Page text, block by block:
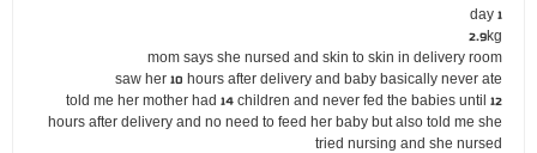
1 day
2.9kg
mom says she nursed and skin to skin in delivery room
saw her 10 hours after delivery and baby basically never ate
told me her mother had 14 children and never fed the babies until 12
hours after delivery and no need to feed her baby but also told me she
tried nursing and she nursed